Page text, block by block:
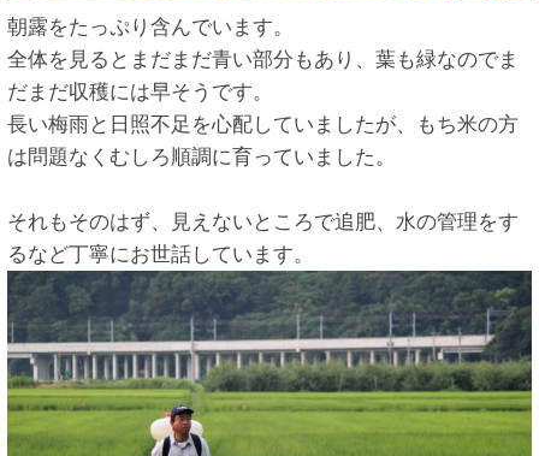
朝露をたっぷり含んでいます。
全体を見るとまだまだ青い部分もあり、葉も緑なのでま
だまだ収穫には早そうです。
長い梅雨と日照不足を心配していましたが、もち米の方
は問題なくむしろ順調に育っていました。
それもそのはず、見えないところで追肥、水の管理をす
るなど丁寧にお世話しています。